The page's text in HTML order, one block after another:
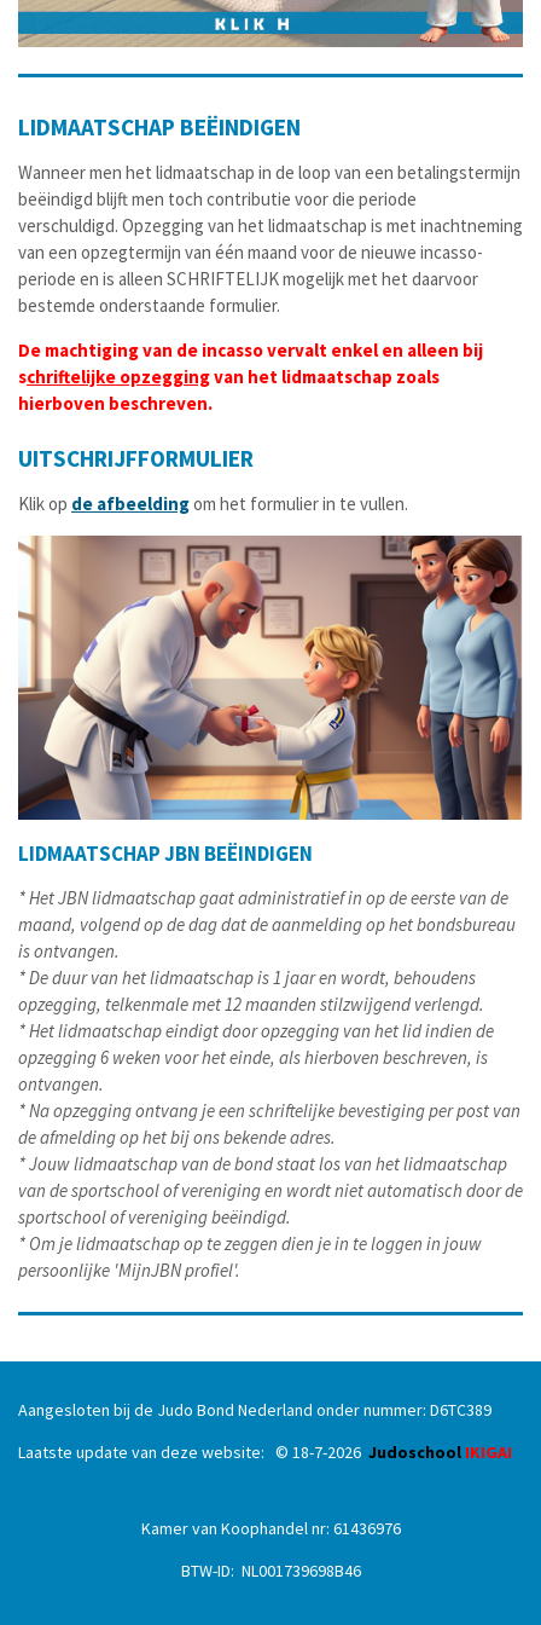
s
c
r
n
LIDMAATSCHAP BEËINDIGEN
Wanneer men het lidmaatschap in de loop van een betalingstermijn
beëindigd blijft men toch contributie voor die periode
verschuldigd. Opzegging van het lidmaatschap is met inachtneming
van een opzegtermijn van één maand voor de nieuwe incasso-
periode en is alleen SCHRIFTELIJK mogelijk met het daarvoor
bestemde onderstaande formulier.
De machtiging van de incasso vervalt enkel en alleen bij
schriftelijke opzeggingvan het lidmaatschap zoals
hierboven beschreven.
UITSCHRIJFFORMULIER
Klik op de afbeeldingom het formulier in te vullen.
LIDMAATSCHAP JBN BEËINDIGEN
* Het JBN lidmaatschap gaat administratief in op de eerste van de
maand, volgend op de dag dat de aanmelding op het bondsbureau
is ontvangen.
* De duur van het lidmaatschap is 1 jaar en wordt, behoudens
opzegging, telkenmale met 12 maanden stilzwijgend verlengd.
* Het lidmaatschap eindigt door opzegging van het lid indien de
opzegging 6 weken voor het einde, als hierboven beschreven, is
ontvangen.
* Na opzegging ontvang je een schriftelijke bevestiging per post van
de afmelding op het bij ons bekende adres.
* Jouw lidmaatschap van de bond staat los van het lidmaatschap
van de sportschool of vereniging en wordt niet automatisch door de
sportschool of vereniging beëindigd.
* Om je lidmaatschap op te zeggen dien je in te loggen in jouw
persoonlijke 'MijnJBN profiel'.
Aangesloten bij de Judo Bond Nederland onder nummer: D6TC389
Laatste update van deze website: © 18-7-2026 Judoschool IKIGAI
Kamer van Koophandel nr: 61436976
BTW-ID: NL001739698B46